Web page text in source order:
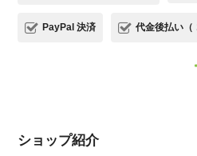
PayPal 決済 代金後払い（
ショップ紹介